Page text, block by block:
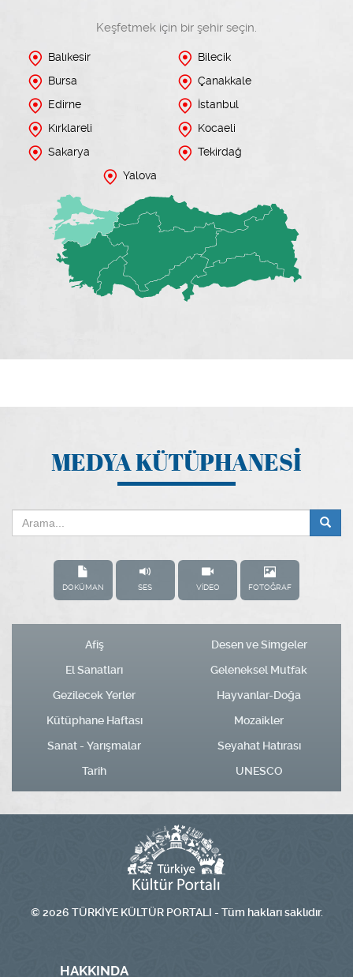
Keşfetmek için bir şehir seçin.
Balıkesir
Bilecik
Bursa
Çanakkale
Edirne
İstanbul
Kırklareli
Kocaeli
Sakarya
Tekirdağ
Yalova
MEDYA KÜTÜPHANESİ
DOKÜMAN SES VİDEO FOTOĞRAF
Afiş
Desen ve Simgeler
El Sanatları
Geleneksel Mutfak
Gezilecek Yerler
Hayvanlar-Doğa
Kütüphane Haftası
Mozaikler
Sanat - Yarışmalar
Seyahat Hatırası
Tarih
UNESCO
© 2026 TÜRKİYE KÜLTÜR PORTALI - Tüm hakları saklıdır.
HAKKINDA